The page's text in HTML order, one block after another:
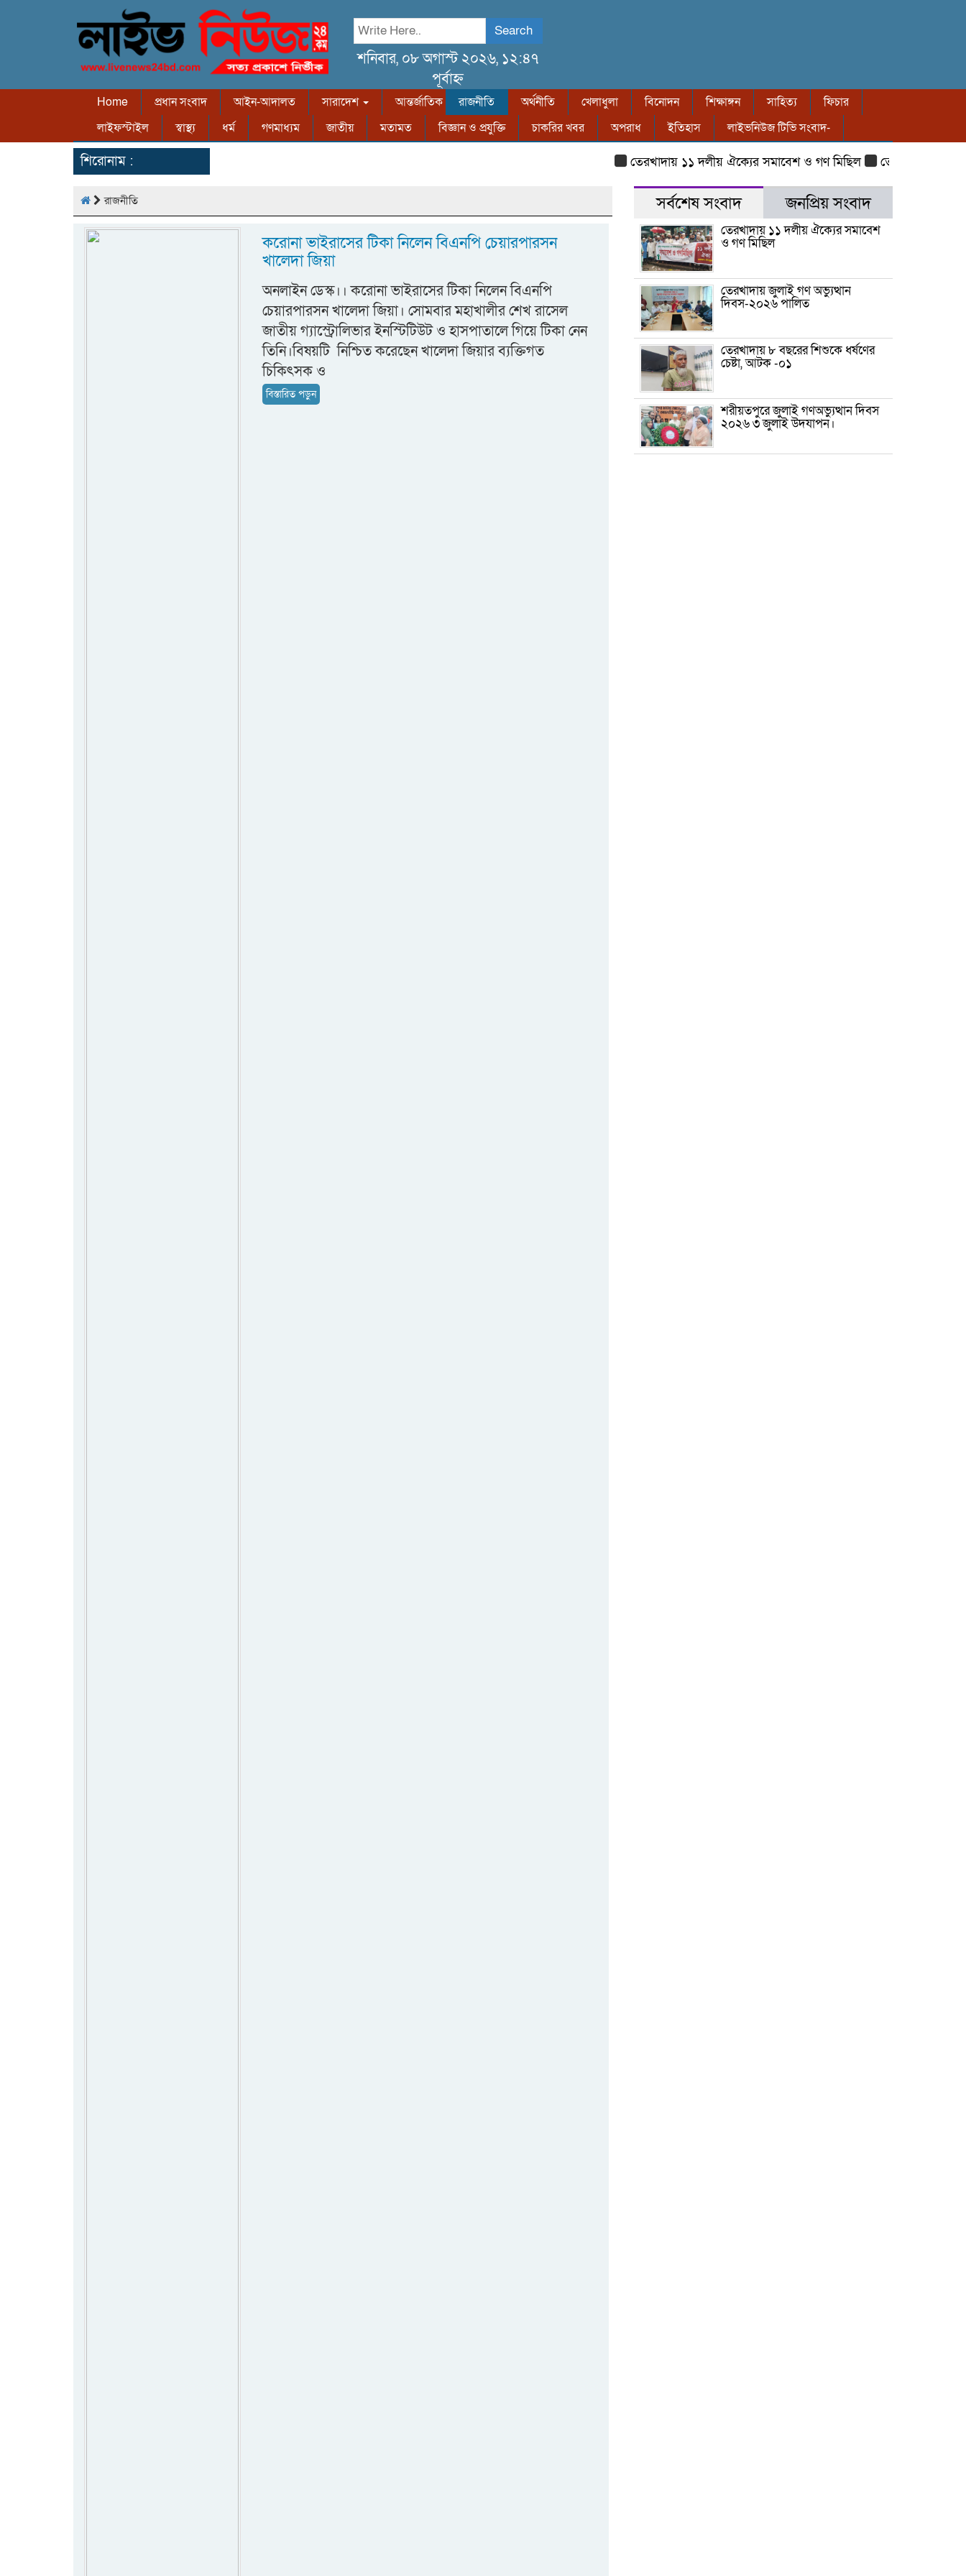
Search
শনিবার, ০৮ অগাস্ট ২০২৬, ১২:৪৭
পূর্বাহ্ন
Home প্রধান সংবাদ আইন-আদালত সারাদেশ আন্তর্জাতিক রাজনীতি অর্থনীতি খেলাধুলা বিনোদন শিক্ষাঙ্গন সাহিত্য
ফিচার
লাইফস্টাইল
স্বাস্থ্য ধর্ম গণমাধ্যম জাতীয় মতামত বিজ্ঞান ও প্রযুক্তি চাকরির খবর অপরাধ ইতিহাস লাইভনিউজ টিভি সংবাদ-
শিরোনাম : তেরখাদায় ১১ দলীয় ঐক্যের সমাবেশ ও গণ মিছিল তেরখাদায় জুলাই গণ
রাজনীতি
করোনা ভাইরাসের টিকা নিলেন বিএনপি চেয়ারপারসন
খালেদা জিয়া
অনলাইন ডেস্ক।। করোনা ভাইরাসের টিকা নিলেন বিএনপি
চেয়ারপারসন খালেদা জিয়া। সোমবার মহাখালীর শেখ রাসেল
জাতীয় গ্যাস্ট্রোলিভার ইনস্টিটিউট ও হাসপাতালে গিয়ে টিকা নেন
তিনি।বিষয়টি নিশ্চিত করেছেন খালেদা জিয়ার ব্যক্তিগত
চিকিৎসক ও
বিস্তারিত পড়ুন
সর্বশেষ সংবাদ জনপ্রিয় সংবাদ
তেরখাদায় ১১ দলীয় ঐক্যের সমাবেশ
ও গণ মিছিল
তেরখাদায় জুলাই গণ অভ্যুত্থান
দিবস-২০২৬ পালিত
তেরখাদায় ৮ বছরের শিশুকে ধর্ষণের
চেষ্টা, আটক -০১
শরীয়তপুরে জুলাই গণঅভ্যুত্থান দিবস
২০২৬ ৩ জুলাই উদযাপন।